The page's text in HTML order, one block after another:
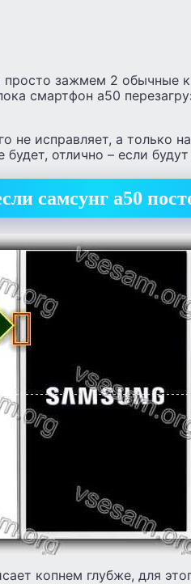
зажмем 2 обычные
смартфон а50
не исправляет, а только
отлично – если
самсунг а50
копнем глубже, для